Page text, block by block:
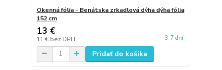
Okenná fólia - Benátska zrkadlová dýha dýha fólia
152 cm
13 €
11 € bez DPH 3-7 dní
Pridať do košíka